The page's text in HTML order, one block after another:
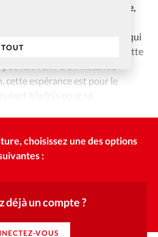
de l’Évangile à la terre entière,
et l’arrivée de faux christs et
Ce qui
leur dynamisme, c’est cette
venir d’un instant à
cette espérance est pour le
à la fois pour sa
choisissez une des options
:
déjà un compte ?
VOUS